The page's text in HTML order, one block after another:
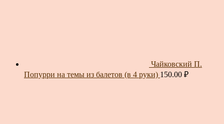
Чайковский П.
Попурри на темы из балетов (в 4 руки) 150.00 ₽